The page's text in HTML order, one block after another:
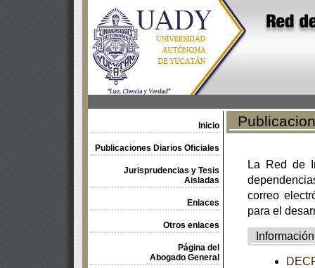
Inicio
Publicaciones Diarios Oficiales
Jurisprudencias y Tesis
Aisladas
Enlaces
Otros enlaces
Página del
Abogado General
La Red de
correo
para el
Información